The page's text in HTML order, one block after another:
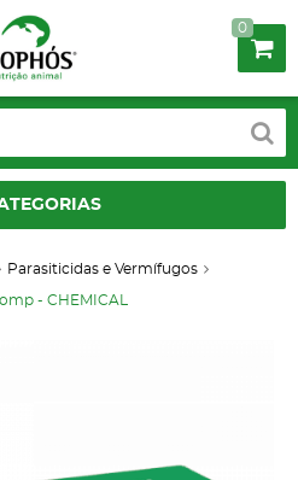
0
Parasiticidas e Vermífugos
- CHEMICAL